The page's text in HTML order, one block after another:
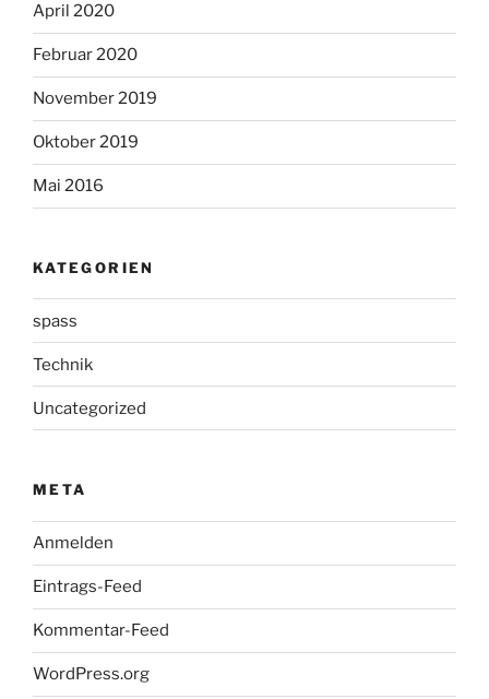
April 2020
Februar 2020
November 2019
Oktober 2019
Mai 2016
KATEGORIEN
spass
Technik
Uncategorized
META
Anmelden
Eintrags-Feed
Kommentar-Feed
WordPress.org